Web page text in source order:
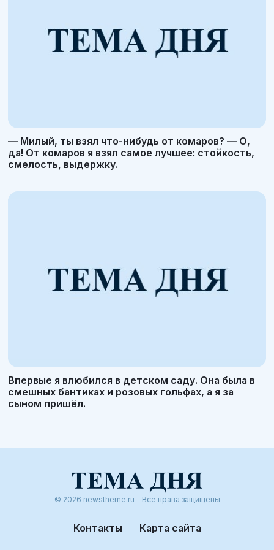
— Милый, ты взял что-нибудь от комаров? — О,
да! От комаров я взял самое лучшее: стойкость,
смелость, выдержку.
Впервые я влюбился в детском саду. Она была в
смешных бантиках и розовых гольфах, а я за
сыном пришёл.
© 2026 newstheme.ru - Все права защищены
Контакты Карта сайта